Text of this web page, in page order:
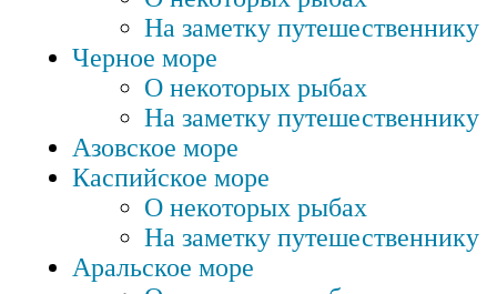
На заметку путешественнику
Черное море
О некоторых рыбах
На заметку путешественнику
Азовское море
Каспийское море
О некоторых рыбах
На заметку путешественнику
Аральское море